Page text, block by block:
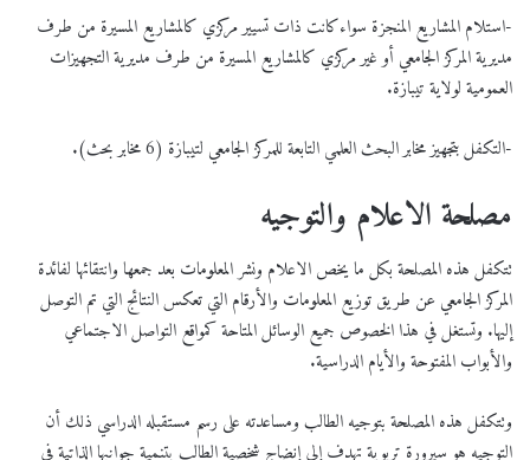
-استلام المشاريع المنجزة سواءكانت ذات تسيير مركزي كالمشاريع المسيرة من طرف
مديرية المركز الجامعي أو غير مركزي كالمشاريع المسيرة من طرف مديرية التجهيزات
العمومية لولاية تيبازة.
-التكفل بتجهيز مخابر البحث العلمي التابعة للمركز الجامعي لتيبازة (6 مخابر بحث).
مصلحة الاعلام والتوجيه
تتكفل هذه المصلحة بكل ما يخص الاعلام ونشر المعلومات بعد جمعها وانتقائها لفائدة
المركز الجامعي عن طريق توزيع المعلومات والأرقام التي تعكس النتائج التي تم التوصل
إليها. وتستغل في هذا الخصوص جميع الوسائل المتاحة كمواقع التواصل الاجتماعي
والأبواب المفتوحة والأيام الدراسية.
وتتكفل هذه المصلحة بتوجيه الطالب ومساعدته على رسم مستقبله الدراسي ذلك أن
التوجيه هو سيرورة تربوية تهدف إلى إنضاج شخصية الطالب بتنمية جوانبها الذاتية في